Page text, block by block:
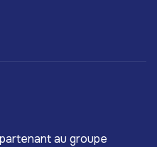
au groupe